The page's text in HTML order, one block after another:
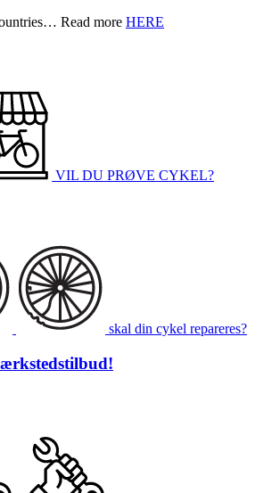
Read more HERE
VIL DU PRØVE CYKEL?
skal din cykel repareres?